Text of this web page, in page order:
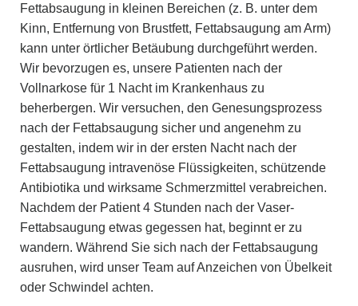
Fettabsaugung in kleinen Bereichen (z. B. unter dem
Kinn, Entfernung von Brustfett, Fettabsaugung am Arm)
kann unter örtlicher Betäubung durchgeführt werden.
Wir bevorzugen es, unsere Patienten nach der
Vollnarkose für 1 Nacht im Krankenhaus zu
beherbergen. Wir versuchen, den Genesungsprozess
nach der Fettabsaugung sicher und angenehm zu
gestalten, indem wir in der ersten Nacht nach der
Fettabsaugung intravenöse Flüssigkeiten, schützende
Antibiotika und wirksame Schmerzmittel verabreichen.
Nachdem der Patient 4 Stunden nach der Vaser-
Fettabsaugung etwas gegessen hat, beginnt er zu
wandern. Während Sie sich nach der Fettabsaugung
ausruhen, wird unser Team auf Anzeichen von Übelkeit
oder Schwindel achten.